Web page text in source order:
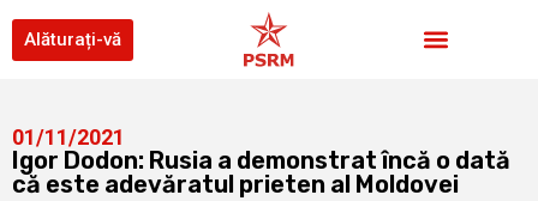
Alăturați-vă
01/11/2021
Igor Dodon: Rusia a demonstrat încă o dată
că este adevăratul prieten al Moldovei